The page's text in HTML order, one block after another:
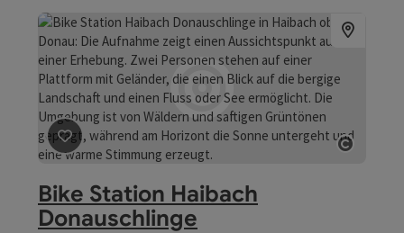
Beitrag merken: Bike Station Haibach Donauschlinge
Bike Station Haibach
Donauschlinge